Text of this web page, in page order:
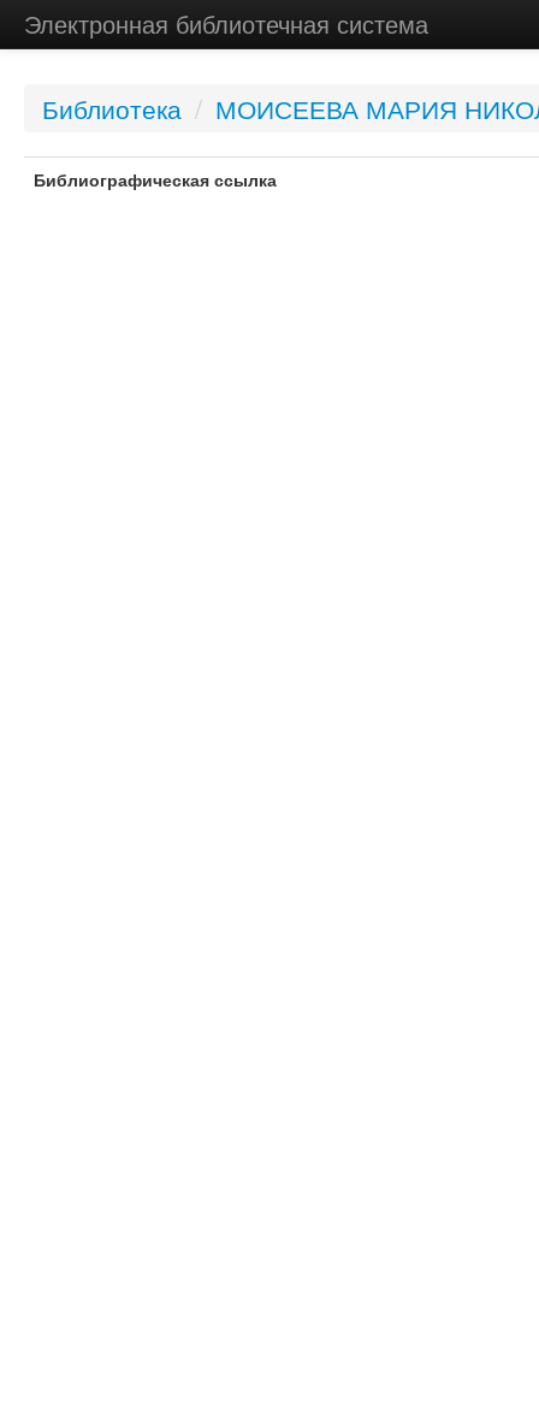
Электронная библиотечная система
Библиотека / МОИСЕЕВА МАРИЯ
Библиографическая ссылка